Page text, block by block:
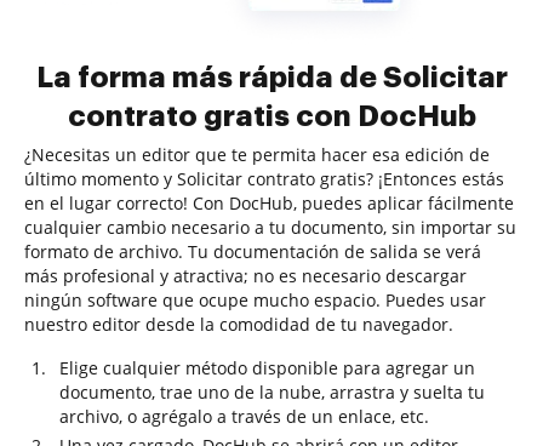
La forma más rápida de Solicitar
contrato gratis con DocHub
¿Necesitas un editor que te permita hacer esa edición de
último momento y Solicitar contrato gratis? ¡Entonces estás
en el lugar correcto! Con DocHub, puedes aplicar fácilmente
cualquier cambio necesario a tu documento, sin importar su
formato de archivo. Tu documentación de salida se verá
más profesional y atractiva; no es necesario descargar
ningún software que ocupe mucho espacio. Puedes usar
nuestro editor desde la comodidad de tu navegador.
Elige cualquier método disponible para agregar un
documento, trae uno de la nube, arrastra y suelta tu
archivo, o agrégalo a través de un enlace, etc.